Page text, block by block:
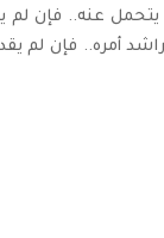
عنه.. فإن لم
أمره.. فإن لم